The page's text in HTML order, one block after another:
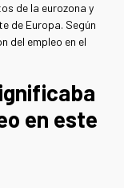
de la eurozona y
de Europa. Según
del empleo en el
en este